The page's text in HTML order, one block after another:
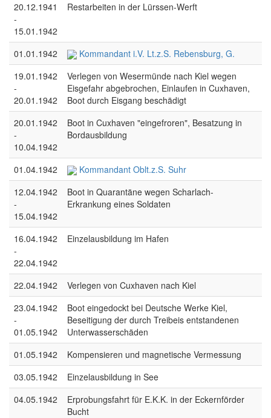
20.12.1941
-
15.01.1942
Restarbeiten in der Lürssen-Werft
01.01.1942
Kommandant i.V. Lt.z.S. Rebensburg, G.
19.01.1942
-
20.01.1942
Verlegen von Wesermünde nach Kiel wegen
Eisgefahr abgebrochen, Einlaufen in Cuxhaven,
Boot durch Eisgang beschädigt
20.01.1942
-
10.04.1942
Boot in Cuxhaven "eingefroren", Besatzung in
Bordausbildung
01.04.1942
Kommandant Oblt.z.S. Suhr
12.04.1942
-
15.04.1942
Boot in Quarantäne wegen Scharlach-
Erkrankung eines Soldaten
16.04.1942
-
22.04.1942
Einzelausbildung im Hafen
22.04.1942
Verlegen von Cuxhaven nach Kiel
23.04.1942
-
01.05.1942
Boot eingedockt bei Deutsche Werke Kiel,
Beseitigung der durch Treibeis entstandenen
Unterwasserschäden
01.05.1942
Kompensieren und magnetische Vermessung
03.05.1942
Einzelausbildung in See
04.05.1942
Erprobungsfahrt für E.K.K. in der Eckernförder
Bucht